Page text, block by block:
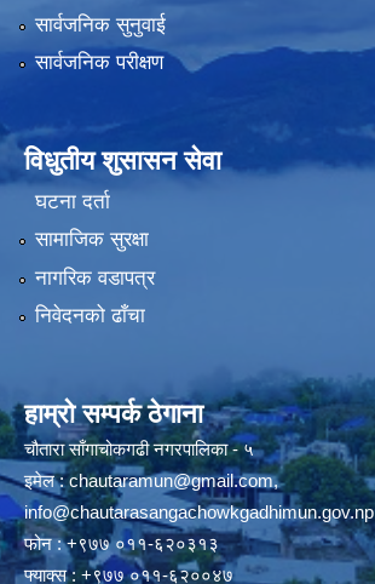
सार्वजनिक सुनुवाई
सार्वजनिक परीक्षण
विधुतीय शुसासन सेवा
घटना दर्ता
सामाजिक सुरक्षा
नागरिक वडापत्र
निवेदनको ढाँचा
हाम्रो सम्पर्क ठेगाना
चौतारा साँगाचोकगढी नगरपालिका - ५
इमेल :chautaramun@gmail.com,
info@chautarasangachowkgadhimun.gov.np
फोन : +९७७ ०११-६२०३१३
फ्याक्स : +९७७ ०११-६२००४७